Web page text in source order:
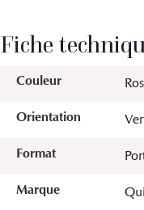
Fiche
Couleur
Orientation
Format
Marque